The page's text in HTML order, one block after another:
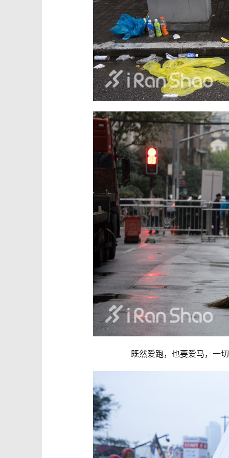
既然爱跑，也要爱马，一